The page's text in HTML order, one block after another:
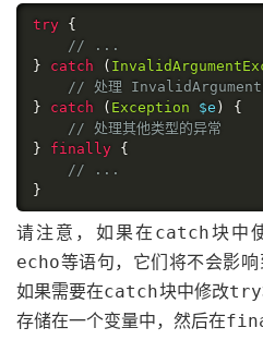
try {
// ...
}
catch (
// 处理
}
catch ( Exception $e )
{
// 处理其他类型的异常
}
finally {
// ...
}
请注意，如果在 catch块中
echo等语句，它们将不会影响
如果需要在catch块中修改try
存储在一个变量中，然后在